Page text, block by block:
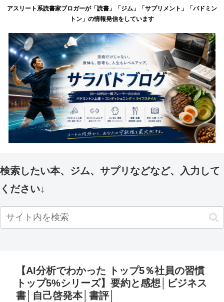
アスリート系読書家ブロガーが「読書」「ジム」「サプリメント」「バドミン
トン」の情報発信をしています
検索したい本、ジム、サプリなどなど、入力して
ください↓
【AI分析でわかった トップ5％社員の習慣
トップ5%シリーズ】要約と感想│ビジネス
書│自己啓発本│書評│